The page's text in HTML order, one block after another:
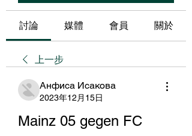
討論 媒體 會員 關於
上一步
Анфиса Исакова
2023年12月15日
Mainz 05 gegen FC